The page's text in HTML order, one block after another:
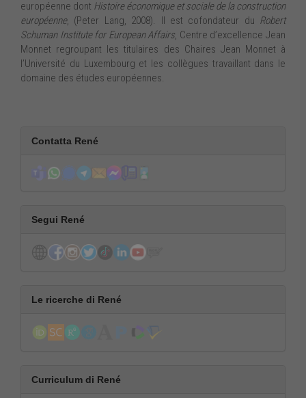
européenne dont Histoire économique et sociale de la construction
européenne, (Peter Lang, 2008). Il est cofondateur du Robert
Schuman Institute for European Affairs, Centre d’excellence Jean
Monnet regroupant les titulaires des Chaires Jean Monnet à
l’Université du Luxembourg et les collègues travaillant dans le
domaine des études européennes.
Contatta René
Segui René
Le ricerche di René
Curriculum di René